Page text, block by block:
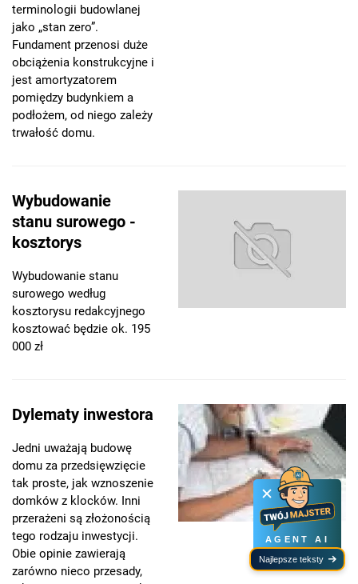
terminologii budowlanej
jako „stan zero”.
Fundament przenosi duże
obciążenia konstrukcyjne i
jest amortyzatorem
pomiędzy budynkiem a
podłożem, od niego zależy
trwałość domu.
Wybudowanie
stanu surowego -
kosztorys
Wybudowanie stanu
surowego według
kosztorysu redakcyjnego
kosztować będzie ok. 195
000 zł
Dylematy inwestora
Jedni uważają budowę
domu za przedsięwzięcie
tak proste, jak wznoszenie
domków z klocków. Inni
przerażeni są złożonością
tego rodzaju inwestycji.
Obie opinie zawierają
zarówno nieco przesady,
AGENT AI
Najlepsze teksty